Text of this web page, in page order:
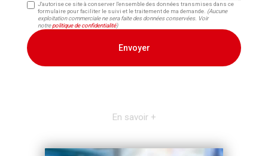
J'autorise ce site à conserver l'ensemble des données transmises dans ce
formulaire pour faciliter le suivi et le traitement de ma demande. (Aucune
exploitation commerciale ne sera faite des données conservées. Voir
notrepolitique de confidentialité)
En savoir +